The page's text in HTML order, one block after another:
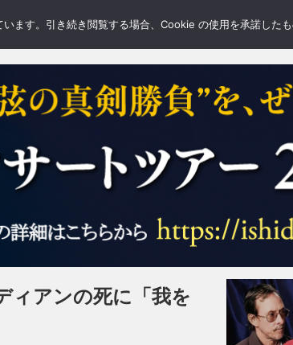
ィアンの死に「我を
ます。引き続き閲覧する場合、Cookie の使用を承諾したも